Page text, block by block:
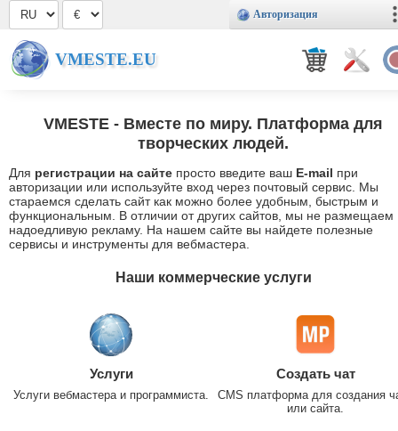
Авторизация
VMESTE.EU
VMESTE - Вместе по миру. Платформа для
творческих людей.
Для регистрации на сайте просто введите ваш E-mail при
авторизации или используйте вход через почтовый сервис. Мы
стараемся сделать сайт как можно более удобным, быстрым и
функциональным. В отличии от других сайтов, мы не размещаем
надоедливую рекламу. На нашем сайте вы найдете полезные
сервисы и инструменты для вебмастера.
Наши коммерческие услуги
Услуги
Услуги вебмастера и программиста.
Создать чат
CMS платформа для создания
или сайта.